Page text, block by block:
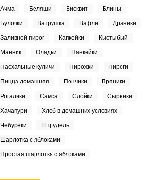
Ачма Беляши Бисквит Блины
Булочки Ватрушка Вафли Драники
Заливной пирог Капкейки Кыстыбый
Манник Оладьи Панкейки
Пасхальные куличи Пирожки Пироги
Пицца домашняя Пончики Пряники
Рогалики Самса Слойки Сырники
Хачапури Хлеб в домашних условиях
Чебуреки Штрудель
Шарлотка с яблоками
Простая шарлотка с яблоками
ШАГ
2 ИЗ 5